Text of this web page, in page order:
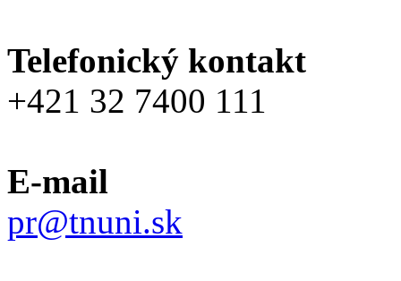
Telefonický kontakt
+421 32 7400 111
E-mail
pr@tnuni.sk